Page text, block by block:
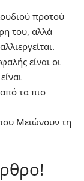
προτού
του, αλλά
είναι οι
τα πιο
Μειώνουν τη